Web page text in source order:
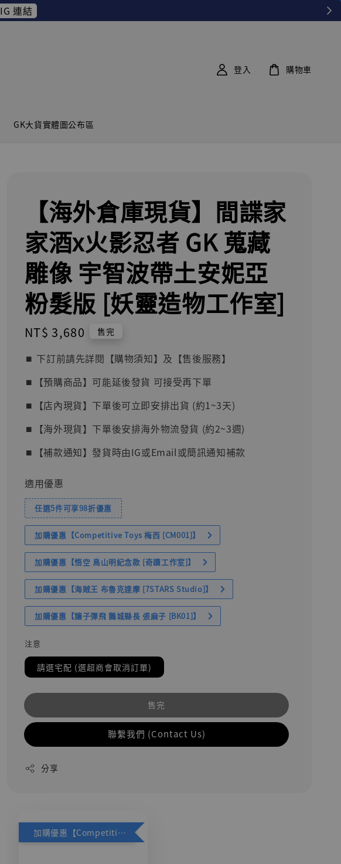
IG 連結
GK大貨實體圖公布區
登入 購物車
【海外倉庫現貨】間諜家
家酒x火影忍者 GK 蒐藏
雕像 宇智波帶土安妮亞
粉髮版 [妖靈造物工作室]
Regular
price
NT$ 3,680 售完
⏹︎ 下訂前請先詳閱【購物須知】及【售後服務】
⏹︎【預購商品】可能延後發貨 可接受再下單
⏹︎【店內現貨】下單後可立即安排出貨 (約1~3天)
⏹︎【海外現貨】下單後安排海外物流發貨 (約2~3週)
⏹︎【補款通知】發貨時由IG或Email或簡訊通知補款
適用優惠
任選5件可享98折優惠
加購優惠【Competitive Toys 梅西 [CM001]】
加購優惠【悟空 鳥山明紀念款 [奇蹟工作室]】
加購優惠【海賊王 布魯克達摩 [7STARS Studio]】
加購優惠【讓子彈飛 鵝城縣長 張麻子 [BK01]】
注意
請選宅配 (選超商會取消訂單)
售完
聯繫我們 (Contact Us)
分享
加購優惠【Competitive Toys 梅西 [CM001]】